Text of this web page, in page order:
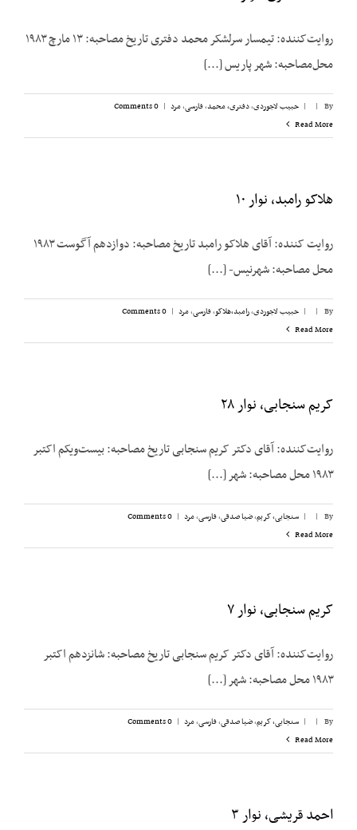
روایت‌کننده: تیمسار سرلشکر محمد دفتری تاریخ مصاحبه: ۱۳ مارچ ۱۹۸۳
محل‌مصاحبه: شهر پاریس [...]
By
|
| حبیب لاجوردی,دفتری، ‌محمد,فارسی,مرد |
0 Comments
Read More
هلاکو رامبد، نوار ۱۰
روایت کننده: آقای هلاکو رامبد تاریخ مصاحبه: دوازدهم آگوست ۱۹۸۳
محل مصاحبه: شهرنیس- [...]
By
|
| حبیب لاجوردی,رامبد،‌هلاکو,فارسی,مرد |
0 Comments
Read More
کریم سنجابی، نوار ۲۸
روایت‌‌کننده: آقای دکتر کریم سنجابی تاریخ مصاحبه: بیست‌‌ویکم اکتبر
۱۹۸۳ محل مصاحبه: شهر [...]
By
|
| سنجابی، کریم,ضیا صدقی,فارسی,مرد |
0 Comments
Read More
کریم سنجابی، نوار ۷
روایت‌‌کننده: آقای دکتر کریم سنجابی تاریخ مصاحبه: شانزدهم اکتبر
۱۹۸۳ محل مصاحبه: شهر [...]
By
|
| سنجابی، کریم,ضیا صدقی,فارسی,مرد |
0 Comments
Read More
احمد قریشی، نوار ۳